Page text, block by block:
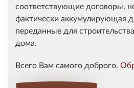
соответствующие договоры,
фактически аккумулирующая
переданные для
дома.
Всего Вам самого доброго.